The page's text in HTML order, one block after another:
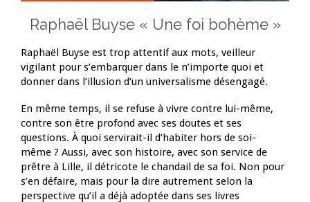
Raphaël Buyse « Une foi bohème »
Raphaël Buyse est trop attentif aux mots, veilleur
vigilant pour s’embarquer dans le n’importe quoi et
donner dans l’illusion d’un universalisme désengagé.
En même temps, il se refuse à vivre contre lui-même,
contre son être profond avec ses doutes et ses
questions. À quoi servirait-il d’habiter hors de soi-
même ? Aussi, avec son histoire, avec son service de
prêtre à Lille, il détricote le chandail de sa foi. Non pour
s’en défaire, mais pour la dire autrement selon la
perspective qu’il a déjà adoptée dans ses livres